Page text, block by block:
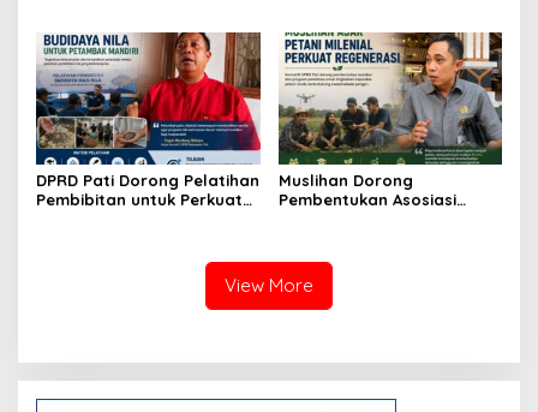
DPRD Pati Dorong Pelatihan
Pembibitan untuk Perkuat
Muslihan Dorong
Pembentukan Asosiasi
Pertanian
View More